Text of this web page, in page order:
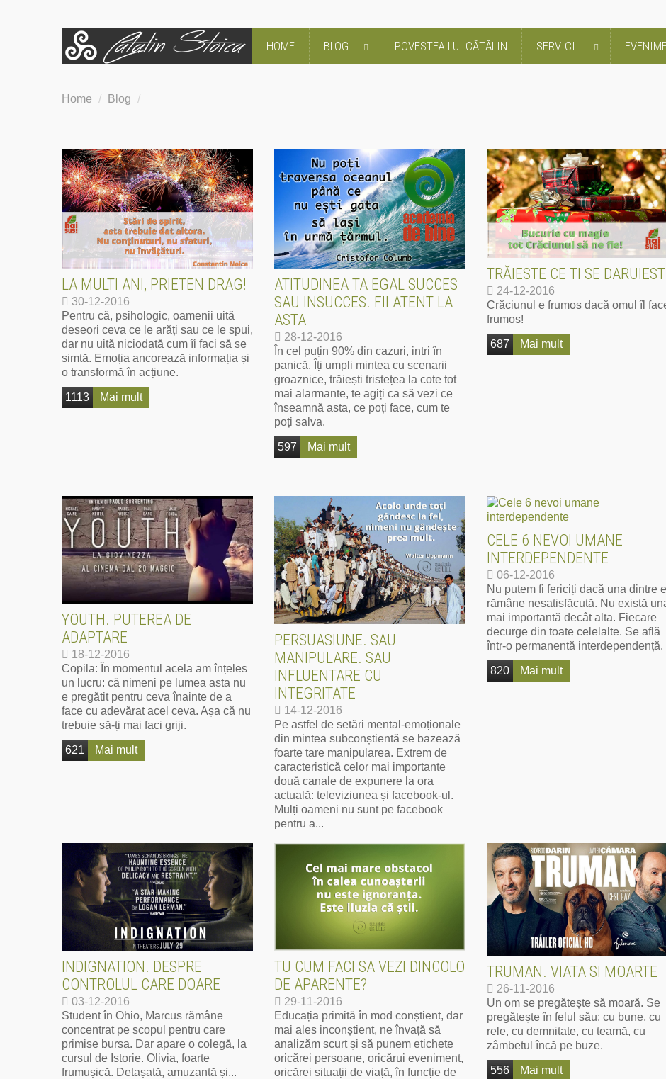
HOME BLOG POVESTEA LUI CĂTĂLIN SERVICII
Home / Blog /
LA MULTI ANI, PRIETEN DRAG!
30-12-2016
Pentru că, psihologic, oamenii uită
deseori ceva ce le arăți sau ce le spui,
dar nu uită niciodată cum îi faci să se
simtă. Emoția ancorează informația și
o transformă în acțiune.
Mai mult
1113
ATITUDINEA TA EGAL SUCCES
SAU INSUCCES. FII ATENT LA
ASTA
28-12-2016
În cel puțin 90% din cazuri, intri în
panică. Îți umpli mintea cu scenarii
groaznice, trăiești tristețea la cote tot
mai alarmante, te agiți ca să vezi ce
înseamnă asta, ce poți face, cum te
poți salva.
Mai mult
597
TRĂIESTE CE TI SE
24-12-2016
Crăciunul e frumos dacă omul îl
frumos!
Mai mult
687
YOUTH. PUTEREA DE
ADAPTARE
18-12-2016
Copila: În momentul acela am înțeles
un lucru: că nimeni pe lumea asta nu
e pregătit pentru ceva înainte de a
face cu adevărat acel ceva. Așa că nu
trebuie să-ți mai faci griji.
Mai mult
621
PERSUASIUNE. SAU
MANIPULARE. SAU
INFLUENTARE CU
INTEGRITATE
14-12-2016
Pe astfel de setări mental-emoționale
din mintea subconștientă se bazează
foarte tare manipularea. Extrem de
caracteristică celor mai importante
două canale de expunere la ora
actuală: televiziunea și facebook-ul.
Mulți oameni nu sunt pe facebook
pentru a...
Mai mult
689
CELE 6 NEVOI UMANE
INTERDEPENDENTE
06-12-2016
Nu putem fi fericiți dacă una dintre
rămâne nesatisfăcută. Nu există
mai importantă decât alta. Fiecare
decurge din toate celelalte. Se află
într-o permanentă interdependență.
Mai mult
820
INDIGNATION. DESPRE
CONTROLUL CARE DOARE
03-12-2016
Student în Ohio, Marcus rămâne
concentrat pe scopul pentru care
primise bursa. Dar apare o colegă, la
cursul de Istorie. Olivia, foarte
frumușică. Detașată, amuzantă și...
TU CUM FACI SA VEZI DINCOLO
DE APARENTE?
29-11-2016
Educația primită în mod conștient, dar
mai ales inconștient, ne învață să
analizăm scurt și să punem etichete
oricărei persoane, oricărui eveniment,
oricărei situații de viață, în funcție de
TRUMAN. VIATA SI MOARTE
26-11-2016
Un om se pregătește să moară. Se
pregătește în felul său: cu bune, cu
rele, cu demnitate, cu teamă, cu
zâmbetul încă pe buze.
Mai mult
556